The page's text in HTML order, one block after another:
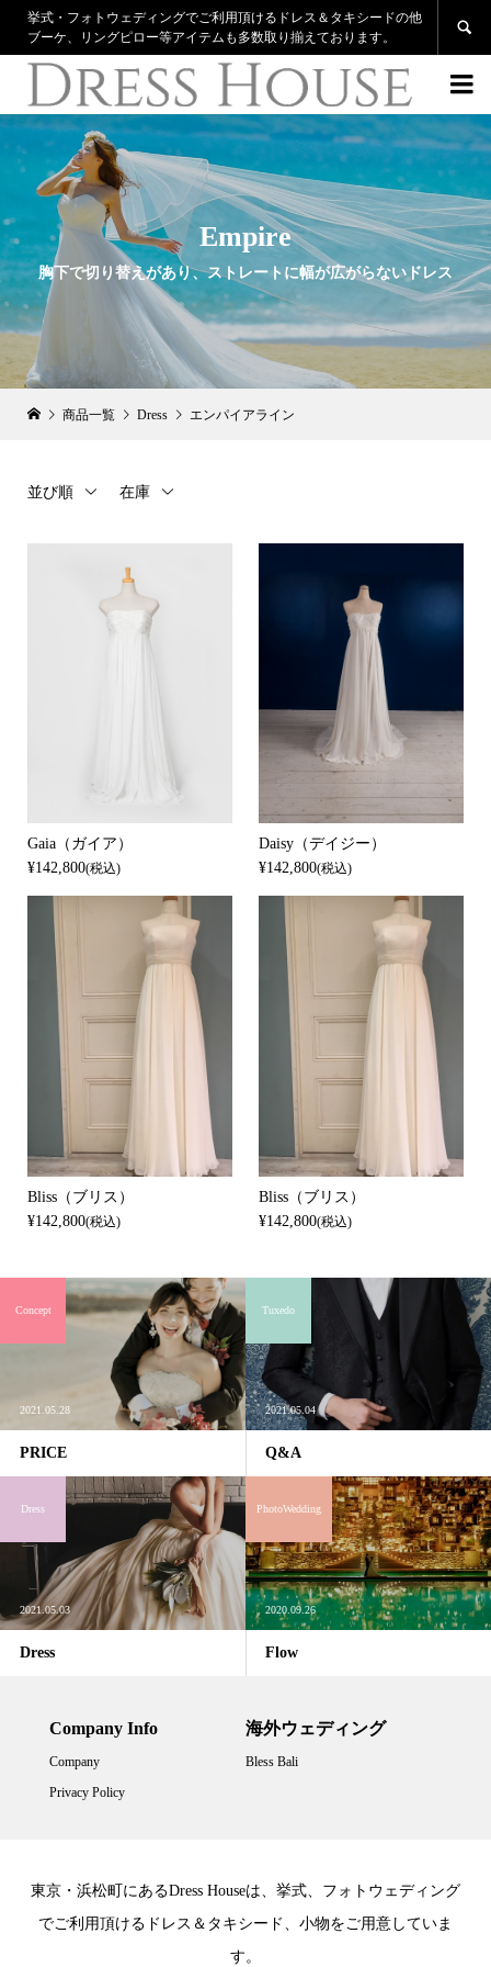
挙式・フォトウェディングでご利用頂けるドレス＆タキシードの他
ブーケ、リングピロー等アイテムも多数取り揃えております。


Empire
胸下で切り替えがあり、ストレートに幅が広がらないドレス
商品一覧 Dress エンパイアライン
並び順 在庫
Gaia（ガイア）
¥142,800(税込)
Daisy（デイジー）
¥142,800(税込)
Bliss（ブリス）
¥142,800(税込)
Bliss（ブリス）
¥142,800(税込)
2021.05.28
PRICE
Concept
2021.05.04
Q&A
Tuxedo
2021.05.03
Dress
Dress
2020.09.26
Flow
PhotoWedding
Company Info
Company
Privacy Policy
海外ウェディング
Bless Bali
東京・浜松町にあるDress Houseは、挙式、フォトウェディング
でご利用頂けるドレス＆タキシード、小物をご用意していま
す。